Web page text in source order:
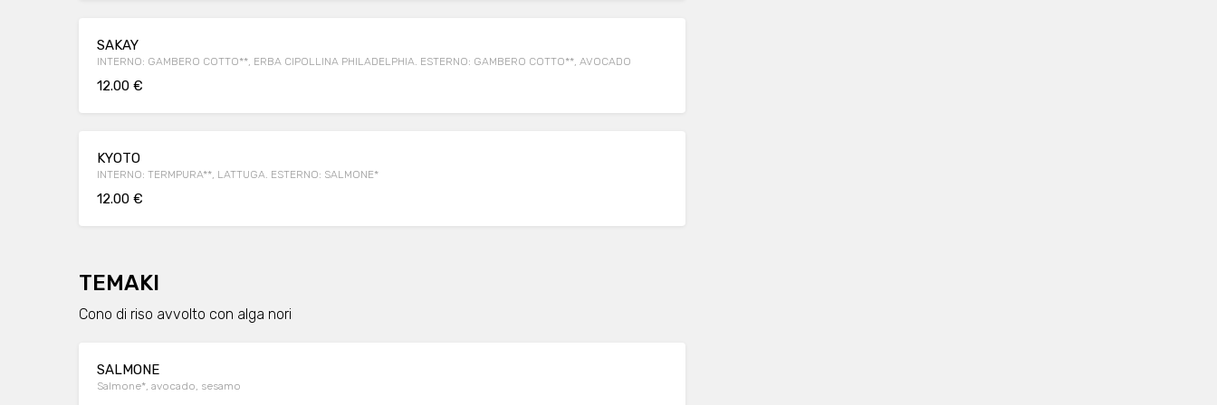
SAKAY
INTERNO: GAMBERO COTTO**, ERBA CIPOLLINA PHILADELPHIA. ESTERNO: GAMBERO COTTO**, AVOCADO
12.00 €
KYOTO
INTERNO: TERMPURA**, LATTUGA. ESTERNO: SALMONE*
12.00 €
TEMAKI
Cono di riso avvolto con alga nori
SALMONE
Salmone*, avocado, sesamo